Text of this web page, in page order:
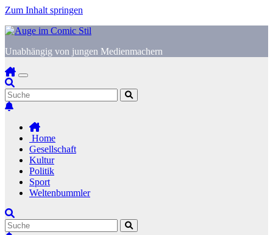
Zum Inhalt springen
Unabhängig von jungen Medienmachern
Home
Gesellschaft
Kultur
Politik
Sport
Weltenbummler